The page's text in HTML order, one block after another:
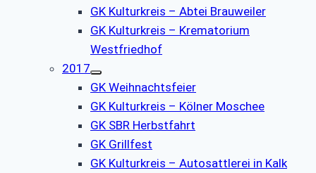
GK Kulturkreis – Abtei Brauweiler
GK Kulturkreis – Krematorium
Westfriedhof
2017
GK Weihnachtsfeier
GK Kulturkreis – Kölner Moschee
GK SBR Herbstfahrt
GK Grillfest
GK Kulturkreis – Autosattlerei in Kalk